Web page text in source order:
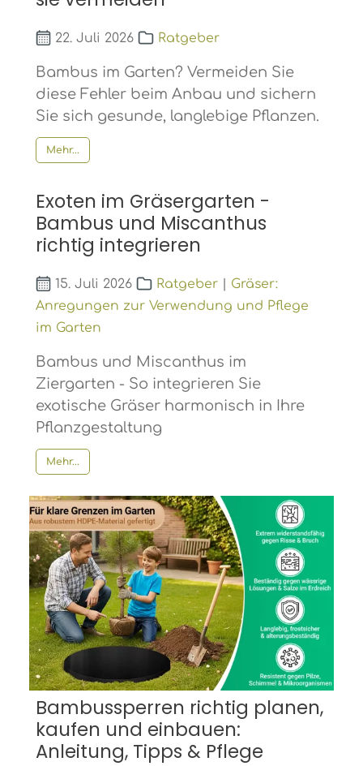
22. Juli 2026 Ratgeber
Bambus im Garten? Vermeiden Sie
diese Fehler beim Anbau und sichern
Sie sich gesunde, langlebige Pflanzen.
Mehr...
Exoten im Gräsergarten -
Bambus und Miscanthus
richtig integrieren
15. Juli 2026 Ratgeber| Gräser:
Anregungen zur Verwendung und Pflege
im Garten
Bambus und Miscanthus im
Ziergarten - So integrieren Sie
exotische Gräser harmonisch in Ihre
Pflanzgestaltung
Mehr...
Bambussperren richtig planen,
kaufen und einbauen:
Anleitung, Tipps & Pflege